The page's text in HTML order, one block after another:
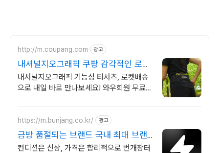
http://m.coupang.com 광고
내셔널지오그래픽 쿠팡 감각적인 로고
디자인
내셔널지오그래픽 기능성 티셔츠, 로켓배송
으로 내일 바로 만나보세요! 와우회원 무료배
https://m.bunjang.co.kr/ 광고
금방 품절되는 브랜드 국내 최대 브랜
드 중고거래
컨디션은 신상, 가격은 합리적으로 번개장터